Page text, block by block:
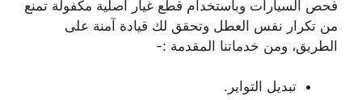
فحص السيارات وباستخدام قطع غيار اصلية مكفولة تمنع
من تكرار نفس العطل وتحقق لك قيادة آمنة على
الطريق، ومن خدماتنا المقدمة :-
تبديل التواير.